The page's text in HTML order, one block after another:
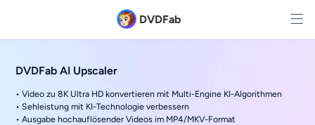
DVDFab
DVDFab AI Upscaler
• Video zu 8K Ultra HD konvertieren mit Multi-Engine KI-Algorithmen
• Sehleistung mit KI-Technologie verbessern
• Ausgabe hochauflösender Videos im MP4/MKV-Format